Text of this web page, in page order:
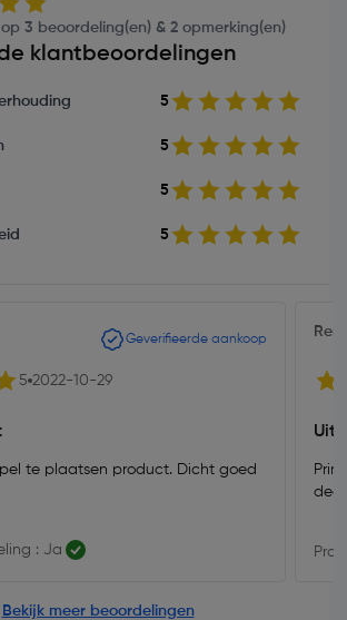
3 beoordeling(en) & 2 opmerking(en)
klantbeoordelingen
5
5
5
5
Geverifieerde aankoop
5 2022-10-29
te plaatsen product. Dicht goed
: Ja
Bekijk meer beoordelingen